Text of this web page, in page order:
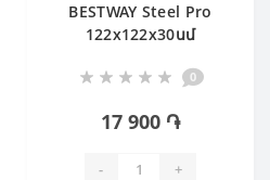
BESTWAY Steel Pro
122х122х30սմ
0
17 900 ֏
- +